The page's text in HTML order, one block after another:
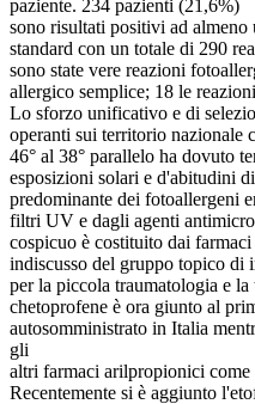
paziente. 234 pazienti (21,6%)
sono risultati positivi ad almeno
standard con un totale di 290
sono state vere reazioni
allergico semplice; 18 le
Lo sforzo unificativo e di
operanti sui territorio nazionale
46° al 38° parallelo ha dovuto
esposizioni solari e d'abitudini
predominante dei fotoallergeni
filtri UV e dagli agenti
cospicuo è costituito dai
indiscusso del gruppo topico di
per la piccola traumatologia e
chetoprofene è ora giunto al
autosomministrato in Italia
gli
altri farmaci arilpropionici
Recentemente si è aggiunto